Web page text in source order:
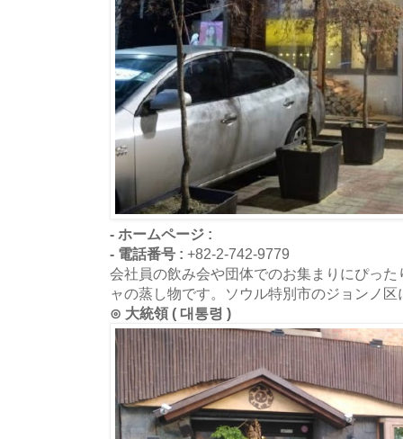
- ホームページ :
- 電話番号 : +82-2-742-9779
会社員の飲み会や団体でのお集まりにぴっ
ャの蒸し物です。ソウル特別市のジョンノ
⊙ 大統領 ( 대통령 )